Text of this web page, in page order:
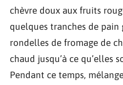
chèvre doux aux fruits
quelques tranches de
rondelles de fromage de
chaud jusqu’à ce qu’elles
Pendant ce temps,